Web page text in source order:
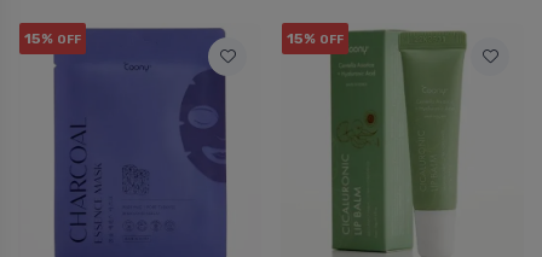
15% OFF 15% OFF